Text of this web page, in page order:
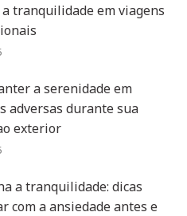
tranquilidade em viagens
a serenidade em
adversas durante sua
exterior
a tranquilidade: dicas
com a ansiedade antes e